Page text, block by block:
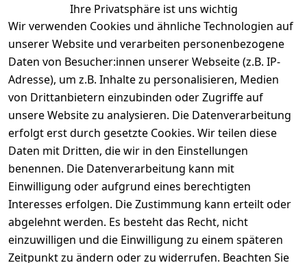
Ihre Privatsphäre ist uns wichtig
Wir verwenden Cookies und ähnliche Technologien auf
unserer Website und verarbeiten personenbezogene
Daten von Besucher:innen unserer Webseite (z.B. IP-
Adresse), um z.B. Inhalte zu personalisieren, Medien
von Drittanbietern einzubinden oder Zugriffe auf
unsere Website zu analysieren. Die Datenverarbeitung
erfolgt erst durch gesetzte Cookies. Wir teilen diese
Daten mit Dritten, die wir in den Einstellungen
benennen. Die Datenverarbeitung kann mit
Einwilligung oder aufgrund eines berechtigten
Interesses erfolgen. Die Zustimmung kann erteilt oder
abgelehnt werden. Es besteht das Recht, nicht
einzuwilligen und die Einwilligung zu einem späteren
Zeitpunkt zu ändern oder zu widerrufen. Beachten Sie
Bei uns findest Du das richtige Fahrgefühl. Auf über
2.400 m² bieten wir Dir die beste Beratung zu
Kinderfahrrädern über E-MTBs bis hin zu
Lastenfahrrädern und Elektrorollern.
EINKAUFEN
› Fahrrad Aachen
› Zahlungs- und Versandbedingungen
INFORMATIONEN